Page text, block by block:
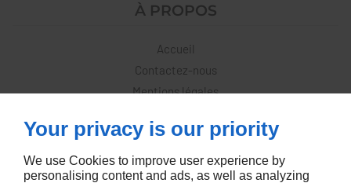
À PROPOS
Accueil
Contactez-nous
Mentions légales
SUIVEZ-NOUS
Your privacy is our priority
We use Cookies to improve user experience by
personalising content and ads, as well as analyzing